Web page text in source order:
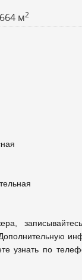
664 м2
Дополнительную
узнать по